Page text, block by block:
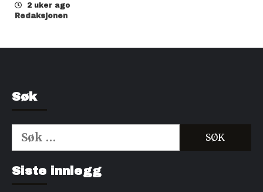
2 uker ago
Redaksjonen
Søk
Søk
etter:
Siste innlegg